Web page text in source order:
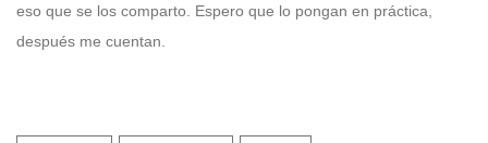
eso que se los comparto. Espero que lo pongan en práctica,
después me cuentan.